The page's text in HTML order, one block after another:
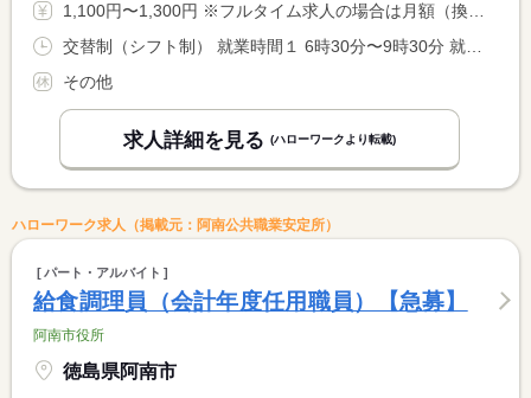
1,100円〜1,300円 ※フルタイム求人の場合は月額（換算額）、パート求人の場合は時間額を表示しています。
その他
求人詳細を見る (ハローワークより転載)
ハローワーク求人（掲載元：阿南公共職業安定所）
パート・アルバイト
給食調理員（会計年度任用職員）【急募】
阿南市役所
徳島県阿南市